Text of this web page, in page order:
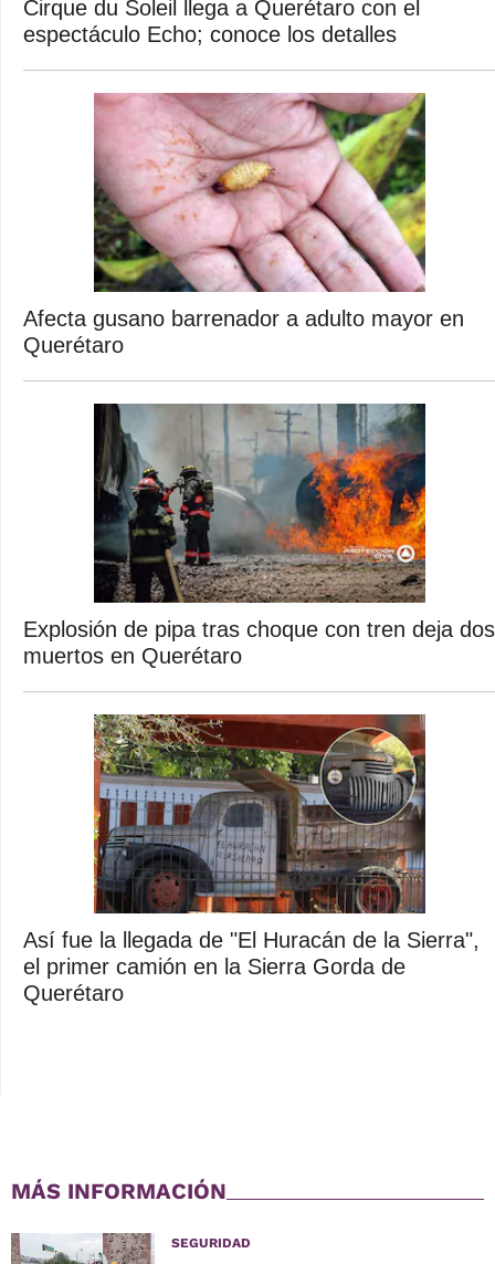
Cirque du Soleil llega a Querétaro con el
espectáculo Echo; conoce los detalles
Afecta gusano barrenador a adulto mayor en
Querétaro
Explosión de pipa tras choque con tren deja dos
muertos en Querétaro
Así fue la llegada de "El Huracán de la Sierra",
el primer camión en la Sierra Gorda de
Querétaro
MÁS INFORMACIÓN
SEGURIDAD